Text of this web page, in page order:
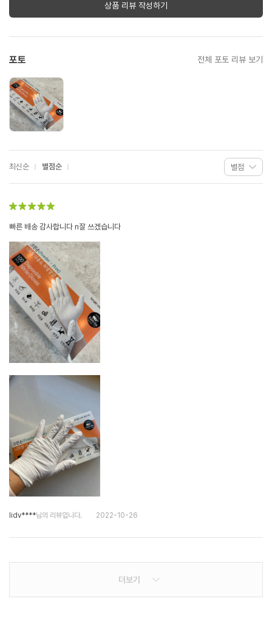
상품 리뷰 작성하기
포토 전체 포토 리뷰 보기
최신순 별점순
빠른 배송 감사합니다 n잘 쓰겠습니다
lidv****님의 리뷰입니다. 2022-10-26
더보기